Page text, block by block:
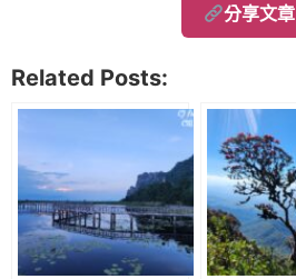
分享文章
Related Posts: